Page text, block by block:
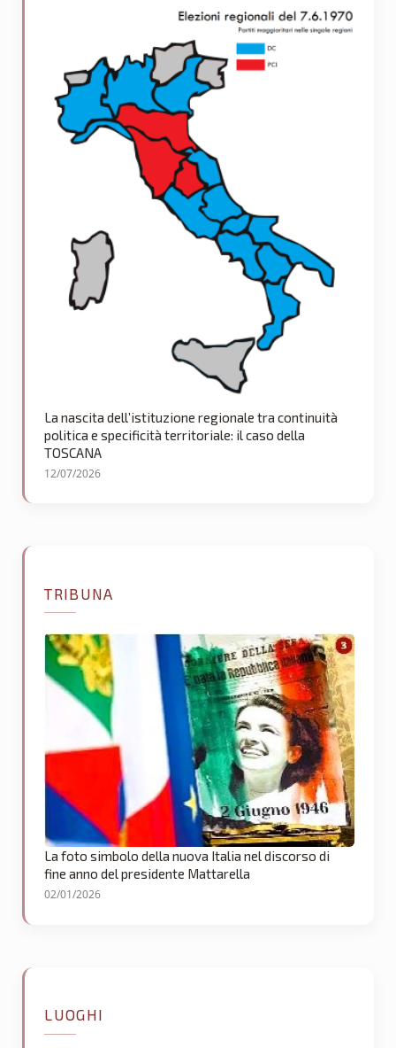
La nascita dell’istituzione regionale tra continuità
politica e specificità territoriale: il caso della
TOSCANA
12/07/2026
TRIBUNA
La foto simbolo della nuova Italia nel discorso di
fine anno del presidente Mattarella
02/01/2026
LUOGHI